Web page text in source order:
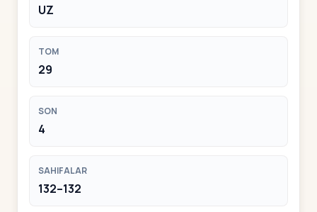
UZ
TOM
29
SON
4
SAHIFALAR
132–132